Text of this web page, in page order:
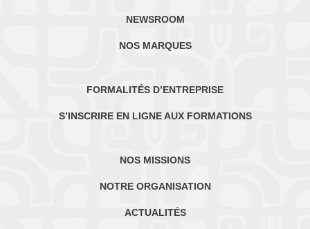
NEWSROOM
NOS MARQUES
FORMALITÉS D’ENTREPRISE
S’INSCRIRE EN LIGNE AUX FORMATIONS
NOS MISSIONS
NOTRE ORGANISATION
ACTUALITÉS